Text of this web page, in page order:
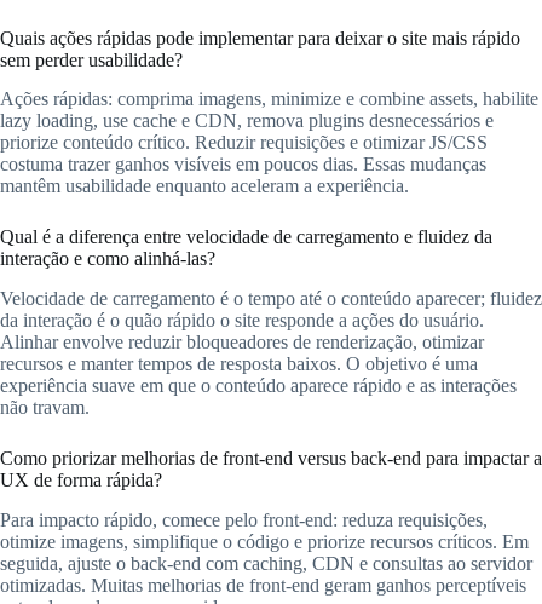
Quais ações rápidas pode implementar para deixar o site mais rápido
sem perder usabilidade?
Ações rápidas: comprima imagens, minimize e combine assets, habilite
lazy loading, use cache e CDN, remova plugins desnecessários e
priorize conteúdo crítico. Reduzir requisições e otimizar JS/CSS
costuma trazer ganhos visíveis em poucos dias. Essas mudanças
mantêm usabilidade enquanto aceleram a experiência.
Qual é a diferença entre velocidade de carregamento e fluidez da
interação e como alinhá-las?
Velocidade de carregamento é o tempo até o conteúdo aparecer; fluidez
da interação é o quão rápido o site responde a ações do usuário.
Alinhar envolve reduzir bloqueadores de renderização, otimizar
recursos e manter tempos de resposta baixos. O objetivo é uma
experiência suave em que o conteúdo aparece rápido e as interações
não travam.
Como priorizar melhorias de front-end versus back-end para impactar a
UX de forma rápida?
Para impacto rápido, comece pelo front-end: reduza requisições,
otimize imagens, simplifique o código e priorize recursos críticos. Em
seguida, ajuste o back-end com caching, CDN e consultas ao servidor
otimizadas. Muitas melhorias de front-end geram ganhos perceptíveis